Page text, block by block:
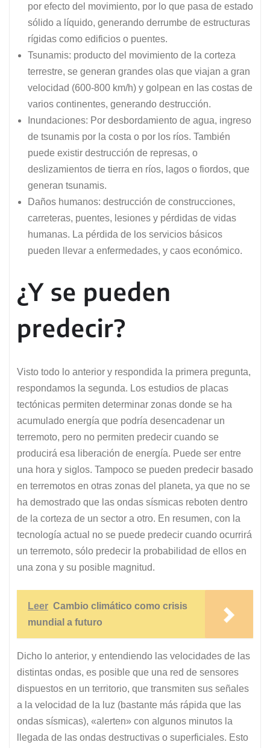
por efecto del movimiento, por lo que pasa de estado
sólido a líquido, generando derrumbe de estructuras
rígidas como edificios o puentes.
Tsunamis: producto del movimiento de la corteza
terrestre, se generan grandes olas que viajan a gran
velocidad (600-800 km/h) y golpean en las costas de
varios continentes, generando destrucción.
Inundaciones: Por desbordamiento de agua, ingreso
de tsunamis por la costa o por los ríos. También
puede existir destrucción de represas, o
deslizamientos de tierra en ríos, lagos o fiordos, que
generan tsunamis.
Daños humanos: destrucción de construcciones,
carreteras, puentes, lesiones y pérdidas de vidas
humanas. La pérdida de los servicios básicos
pueden llevar a enfermedades, y caos económico.
¿Y se pueden
predecir?
Visto todo lo anterior y respondida la primera pregunta,
respondamos la segunda. Los estudios de placas
tectónicas permiten determinar zonas donde se ha
acumulado energía que podría desencadenar un
terremoto, pero no permiten predecir cuando se
producirá esa liberación de energía. Puede ser entre
una hora y siglos. Tampoco se pueden predecir basado
en terremotos en otras zonas del planeta, ya que no se
ha demostrado que las ondas sísmicas reboten dentro
de la corteza de un sector a otro. En resumen, con la
tecnología actual no se puede predecir cuando ocurrirá
un terremoto, sólo predecir la probabilidad de ellos en
una zona y su posible magnitud.
Leer Cambio climático como crisis
mundial a futuro
Dicho lo anterior, y entendiendo las velocidades de las
distintas ondas, es posible que una red de sensores
dispuestos en un territorio, que transmiten sus señales
a la velocidad de la luz (bastante más rápida que las
ondas sísmicas), «alerten» con algunos minutos la
llegada de las ondas destructivas o superficiales. Esto